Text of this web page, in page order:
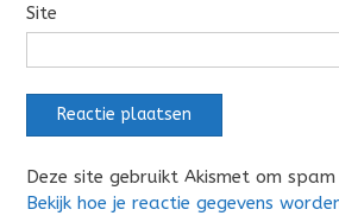
Site
Deze site gebruikt Akismet om
Bekijk hoe je reactie gegevens